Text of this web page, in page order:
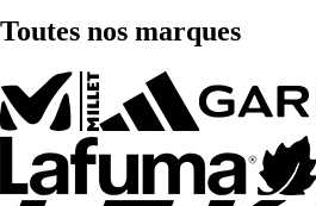
Toutes nos marques